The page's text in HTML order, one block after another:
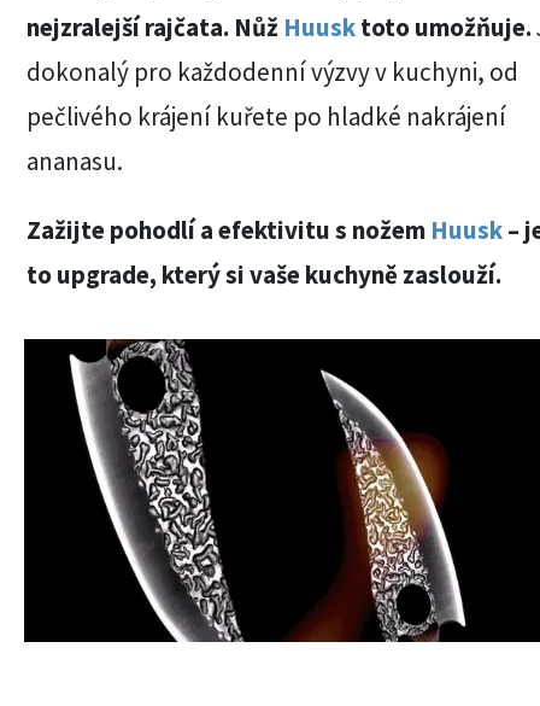
nejzralejší rajčata. Nůž Huusktoto umožňuje.
dokonalý pro každodenní výzvy v kuchyni, od
pečlivého krájení kuřete po hladké nakrájení
ananasu.
Zažijte pohodlí a efektivitu s nožem Huusk–
to upgrade, který si vaše kuchyně zaslouží.